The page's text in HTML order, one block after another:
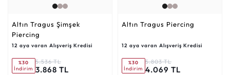
Altın Tragus Şimşek
Piercing
12 aya varan Alışveriş Kredisi
%30
İndirim
5.536 TL
3.868 TL
Altın Tragus Piercing
12 aya varan Alışveriş Kredisi
%30
İndirim
5.803 TL
4.069 TL